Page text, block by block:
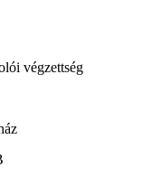
végzettség